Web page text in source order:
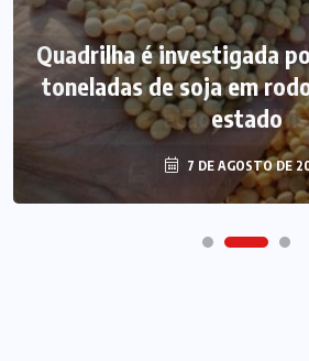
Quadrilha é investigada
toneladas de soja em
estado
7 DE AGOSTO DE